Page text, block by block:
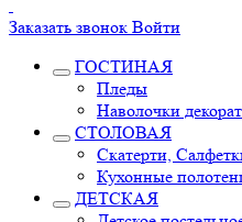
Заказать звонок Войти
ГОСТИНАЯ
Пледы
Наволочки
СТОЛОВАЯ
Скатерти,
Кухонные
ДЕТСКАЯ